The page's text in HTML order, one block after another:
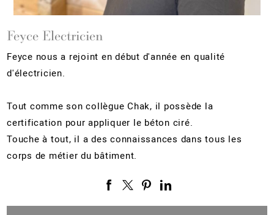
Feyce Electricien
Feyce nous a rejoint en début d'année en qualité
d'électricien.
Tout comme son collègue Chak, il possède la
certification pour appliquer le béton ciré.
Touche à tout, il a des connaissances dans tous les
corps de métier du bâtiment.